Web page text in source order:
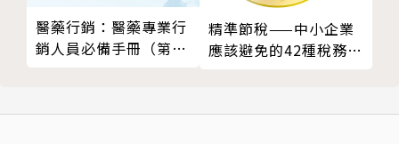
「人機對奕」的優勢。本書同時也要解答：
※ AI應用的「暗知識」會對經濟與社會造成哪些直接
※ 機器學習如何從資料中挖掘暗知識？
AI的技術推動力
AI與互聯網的三個區別
自動駕駛顛覆移動—10萬億美元的產業
醫藥行銷：醫藥專業行
銷人員必備手冊（第二
精準節稅——中小企業
應該避免的42種稅務風